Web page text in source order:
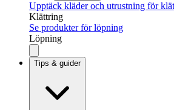
Upptäck kläder och utrustning för
Klättring
Se produkter för löpning
Löpning
Tips & guider